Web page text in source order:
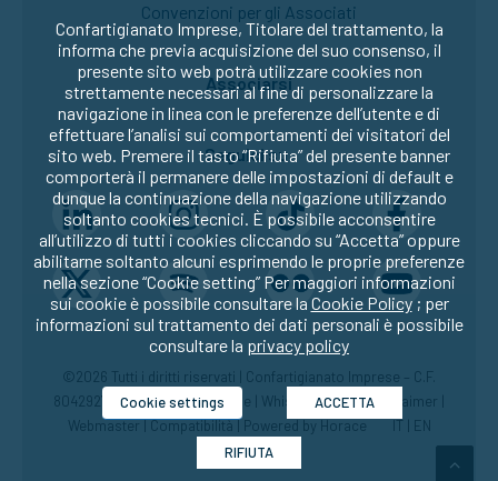
Convenzioni per gli Associati
Associarsi
Seguici su:
©2026 Tutti i diritti riservati | Confartigianato Imprese – C.F.
80429270582 |Privacy|Cookie Whistleblowing|Disclaimer
Webmaster|Compatibilità| Powered by Horace IT EN
Confartigianato Imprese, Titolare del trattamento, la
informa che previa acquisizione del suo consenso, il
presente sito web potrà utilizzare cookies non
strettamente necessari al fine di personalizzare la
navigazione in linea con le preferenze dell’utente e di
effettuare l’analisi sui comportamenti dei visitatori del
sito web. Premere il tasto “Rifiuta” del presente banner
comporterà il permanere delle impostazioni di default e
dunque la continuazione della navigazione utilizzando
soltanto cookies tecnici. È possibile acconsentire
all’utilizzo di tutti i cookies cliccando su “Accetta” oppure
abilitarne soltanto alcuni esprimendo le proprie preferenze
nella sezione “Cookie setting” Per maggiori informazioni
sui cookie è possibile consultare la Cookie Policy; per
informazioni sul trattamento dei dati personali è possibile
consultare la privacy policy
Cookie settings ACCETTA
RIFIUTA